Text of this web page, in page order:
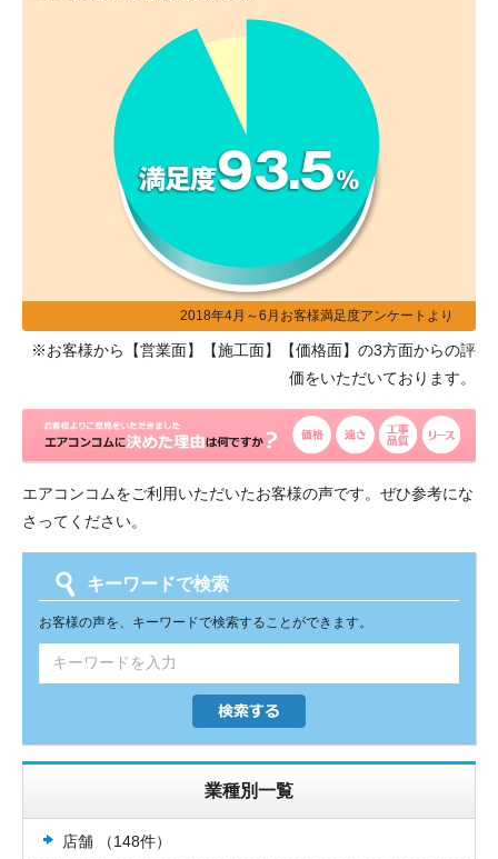
2018年4月～6月お客様満足度アンケートより
※お客様から【営業面】【施工面】【価格面】の3方面からの評
価をいただいております。
エアコンコムをご利用いただいたお客様の声です。ぜひ参考にな
さってください。
キーワードで検索
お客様の声を、キーワードで検索することができます。
業種別一覧
店舗 （148件）